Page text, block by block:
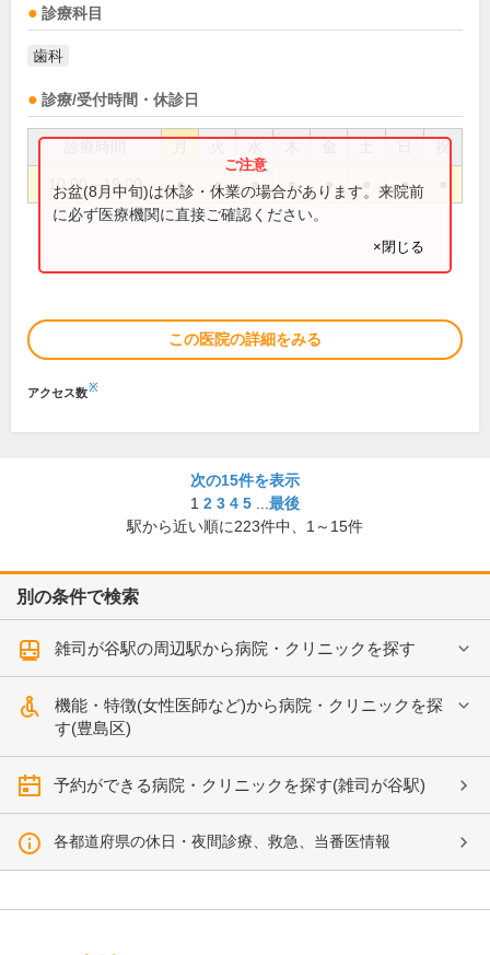
診療科目
歯科
診療/受付時間・休診日
祝
10:00～19:00 ● ● ● ● ● ●
お盆(8月中旬)は休診・休業の場合があります。来院前
に必ず医療機関に直接ご確認ください。
×閉じる
この医院の詳細をみる
アクセス数※
次の15件を表示
1 2 3 4 5
最後
駅から近い順に223件中、 1～15件
別の条件で検索
雑司が谷駅の周辺駅から病院・クリニックを探す
機能・特徴(女性医師など)から病院・クリニックを探
す(豊島区)
予約ができる病院・クリニックを探す(雑司が谷駅)
各都道府県の休日・夜間診療、救急、当番医情報